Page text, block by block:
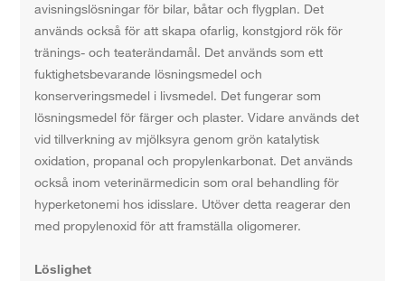
avisningslösningar för bilar, båtar och flygplan. Det
används också för att skapa ofarlig, konstgjord rök för
tränings- och teaterändamål. Det används som ett
fuktighetsbevarande lösningsmedel och
konserveringsmedel i livsmedel. Det fungerar som
lösningsmedel för färger och plaster. Vidare används det
vid tillverkning av mjölksyra genom grön katalytisk
oxidation, propanal och propylenkarbonat. Det används
också inom veterinärmedicin som oral behandling för
hyperketonemi hos idisslare. Utöver detta reagerar den
med propylenoxid för att framställa oligomerer.
Löslighet